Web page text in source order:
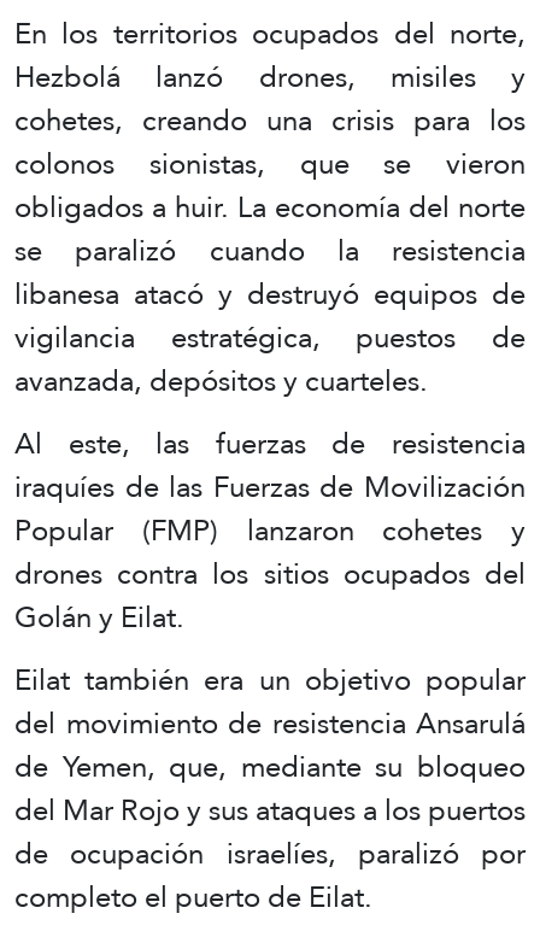
En los territorios ocupados del norte,
Hezbolá lanzó drones, misiles y
cohetes, creando una crisis para los
colonos sionistas, que se vieron
obligados a huir. La economía del norte
se paralizó cuando la resistencia
libanesa atacó y destruyó equipos de
vigilancia estratégica, puestos de
avanzada, depósitos y cuarteles.
Al este, las fuerzas de resistencia
iraquíes de las Fuerzas de Movilización
Popular (FMP) lanzaron cohetes y
drones contra los sitios ocupados del
Golán y Eilat.
Eilat también era un objetivo popular
del movimiento de resistencia Ansarulá
de Yemen, que, mediante su bloqueo
del Mar Rojo y sus ataques a los puertos
de ocupación israelíes, paralizó por
completo el puerto de Eilat.